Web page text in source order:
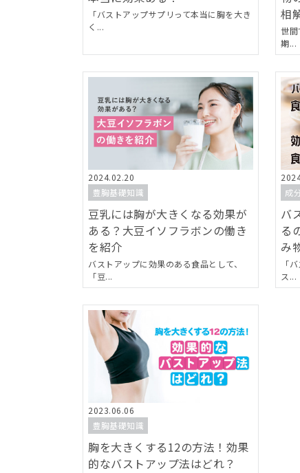
「バストアップサプリって本当に胸を大き
く...
相
世
期...
2024.02.20
豊胸基礎知識
豆乳には胸が大きくなる効果が
ある？大豆イソフラボンの働き
を紹介
バストアップに効果のある食品として、
「豆...
成
バ
る
み
「
ス...
2023.06.06
豊胸基礎知識
胸を大きくする12の方法！効果
的なバストアップ法はどれ？